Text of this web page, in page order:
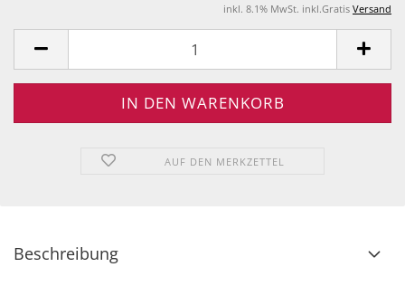
inkl. 8.1% MwSt. inkl.Gratis Versand
AUF DEN MERKZETTEL
Beschreibung